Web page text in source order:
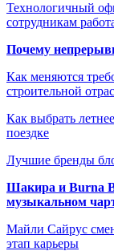
Технологичный
сотрудникам
Почему
Как меняются
строительной
Как выбрать
поездке
Лучшие бренды
Шакира и Burna
музыкальном
Майли Сайрус
этап карьеры